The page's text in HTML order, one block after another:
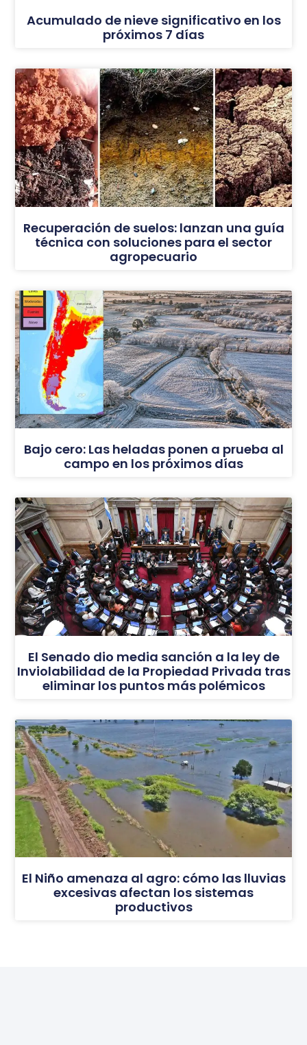
Acumulado de nieve significativo en los
próximos 7 días
Recuperación de suelos: lanzan una guía
técnica con soluciones para el sector
agropecuario
Bajo cero: Las heladas ponen a prueba al
campo en los próximos días
El Senado dio media sanción a la ley de
Inviolabilidad de la Propiedad Privada tras
eliminar los puntos más polémicos
El Niño amenaza al agro: cómo las lluvias
excesivas afectan los sistemas
productivos